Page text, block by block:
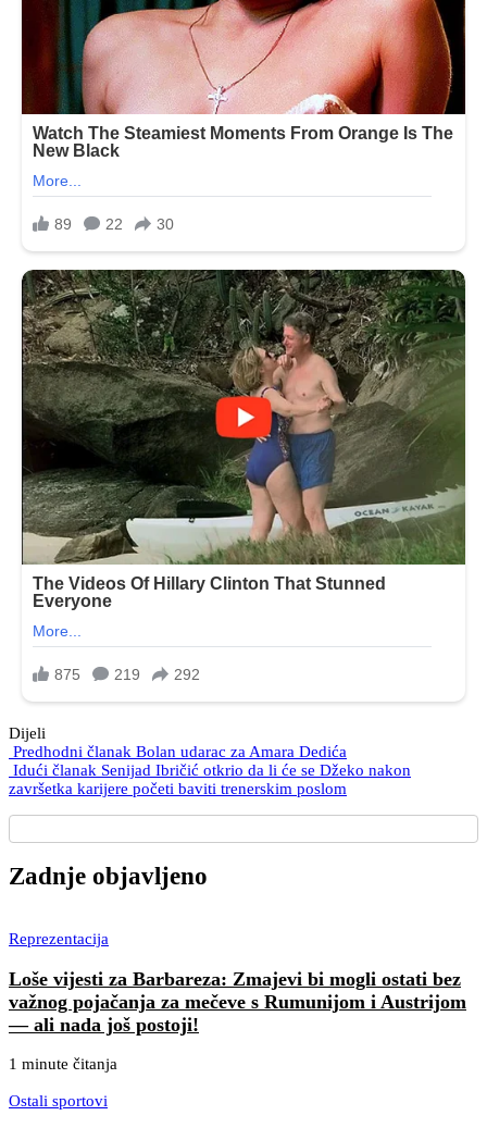
Dijeli
Predhodni članak Bolan udarac za Amara Dedića
Idući članak Senijad Ibričić otkrio da li će se Džeko nakon
završetka karijere početi baviti trenerskim poslom
Zadnje objavljeno
Reprezentacija
Loše vijesti za Barbareza: Zmajevi bi mogli ostati bez
važnog pojačanja za mečeve s Rumunijom i Austrijom
— ali nada još postoji!
1 minute čitanja
Ostali sportovi